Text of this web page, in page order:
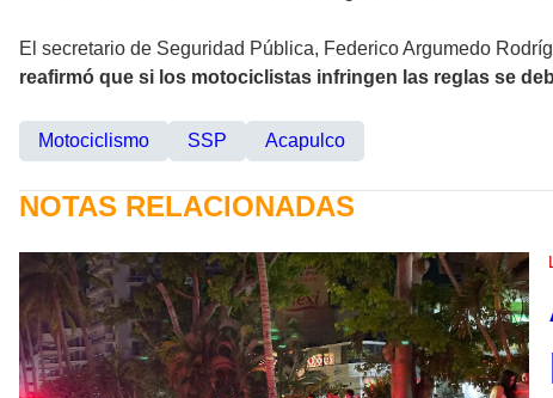
El secretario de Seguridad Pública, Federico Argumedo
reafirmó que si los motociclistas infringen las reglas se
Motociclismo SSP Acapulco
NOTAS RELACIONADAS